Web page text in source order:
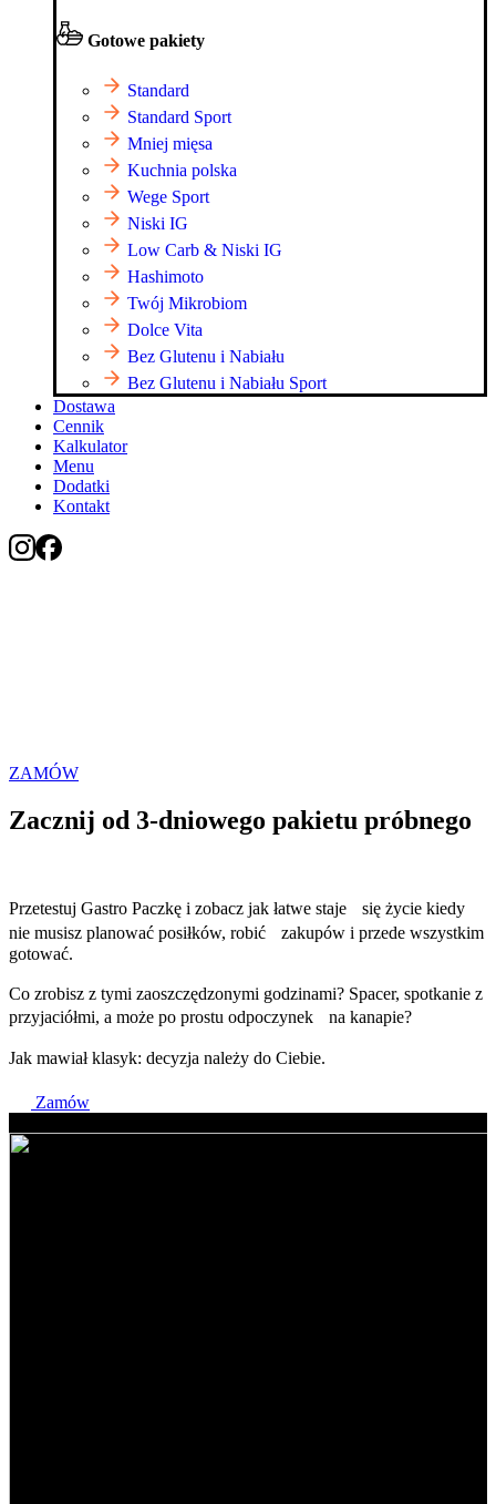
Gotowe pakiety
Standard
Standard Sport
Mniej mięsa
Kuchnia polska
Wege Sport
Niski IG
Low Carb & Niski IG
Hashimoto
Twój Mikrobiom
Dolce Vita
Bez Glutenu i Nabiału
Bez Glutenu i Nabiału Sport
Dostawa
Cennik
Kalkulator
Menu
Dodatki
Kontakt
ZAMÓW
Zacznij od 3-dniowego pakietu próbnego
Przetestuj Gastro Paczkę i zobacz jak łatwe staje się życie kiedy
nie musisz planować posiłków, robić zakupów i przede wszystkim
gotować.
Co zrobisz z tymi zaoszczędzonymi godzinami? Spacer, spotkanie z
przyjaciółmi, a może po prostu odpoczynek na kanapie?
Jak mawiał klasyk: decyzja należy do Ciebie.
Zamów